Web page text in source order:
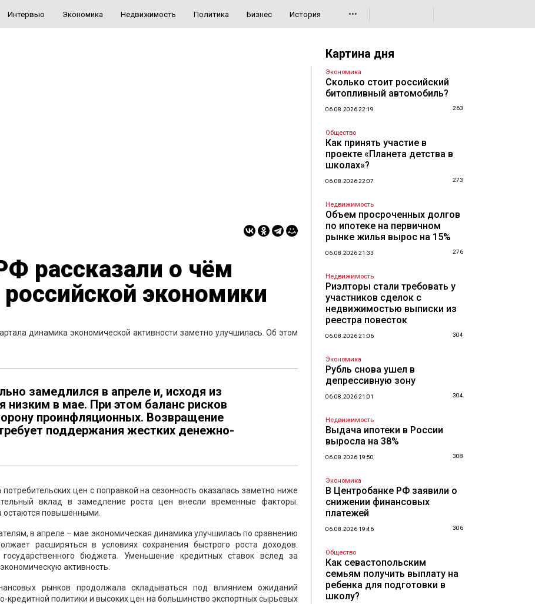
Интервью Экономика Недвижимость Политика Бизнес История •••
рассказали о чём
экономики
динамика экономической активности заметно улучшилась. Об этом
замедлился в апреле и, исходя из
низким в мае. При этом баланс рисков
проинфляционных. Возвращение
поддержания жестких денежно-
цен с поправкой на сезонность оказалась заметно ниже
вклад в замедление роста цен внесли временные факторы.
остаются повышенными.
в апреле – мае экономическая динамика улучшилась по сравнению
расширяться в условиях сохранения быстрого роста доходов.
бюджета. Уменьшение кредитных ставок вслед за
активность.
рынков продолжала складываться под влиянием ожиданий
кредитной политики и высоких цен на большинство экспортных сырьевых
Картина дня
Экономика
Сколько стоит российский
битопливный автомобиль?
06.08.2026 22:19 263
Общество
Как принять участие в
проекте «Планета детства в
школах»?
06.08.2026 22:07 273
Недвижимость
Объем просроченных долгов
по ипотеке на первичном
рынке жилья вырос на 15%
06.08.2026 21:33 276
Недвижимость
Риэлторы стали требовать у
участников сделок с
недвижимостью выписки из
реестра повесток
06.08.2026 21:06 304
Экономика
Рубль снова ушел в
депрессивную зону
06.08.2026 21:01 304
Недвижимость
Выдача ипотеки в России
выросла на 38%
06.08.2026 19:50 308
Экономика
В Центробанке РФ заявили о
снижении финансовых
платежей
06.08.2026 19:46 306
Общество
Как севастопольским
семьям получить выплату на
ребенка для подготовки в
школу?